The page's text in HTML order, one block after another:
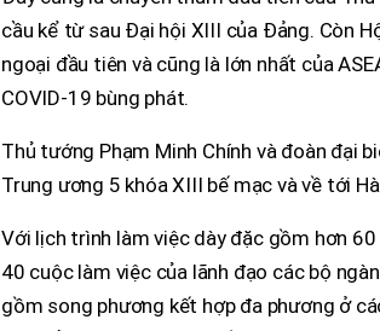
cầu kể từ sau Đại hội XIII của Đảng. Còn
ngoại đầu tiên và cũng là lớn nhất của
COVID-19 bùng phát.
Thủ tướng Phạm Minh Chính và đoàn đại
Trung ương 5 khóa XIII bế mạc và về tới
Với lịch trình làm việc dày đặc gồm hơn
40 cuộc làm việc của lãnh đạo các bộ
gồm song phương kết hợp đa phương ở